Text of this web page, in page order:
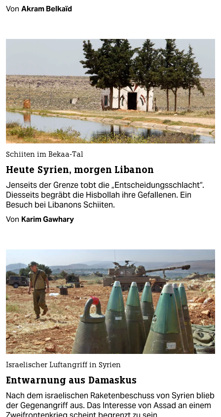
Von Akram Belkaïd
Schiiten im Bekaa-Tal
Heute Syrien, morgen Libanon
Jenseits der Grenze tobt die „Entscheidungsschlacht“.
Diesseits begräbt die Hisbollah ihre Gefallenen. Ein
Besuch bei Libanons Schiiten.
Von Karim Gawhary
Israelischer Luftangriff in Syrien
Entwarnung aus Damaskus
Nach dem israelischen Raketenbeschuss von Syrien blieb
der Gegenangriff aus. Das Interesse von Assad an einem